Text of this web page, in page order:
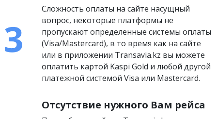
Сложность оплаты на сайте насущный
вопрос, некоторые платформы не
пропускают определенные системы оплаты
(Visa/Mastercard), в то время как на сайте
или в приложении Transavia.kz вы можете
оплатить картой Kaspi Gold и любой другой
платежной системой Visa или Mastercard.
Отсутствие нужного Вам рейса